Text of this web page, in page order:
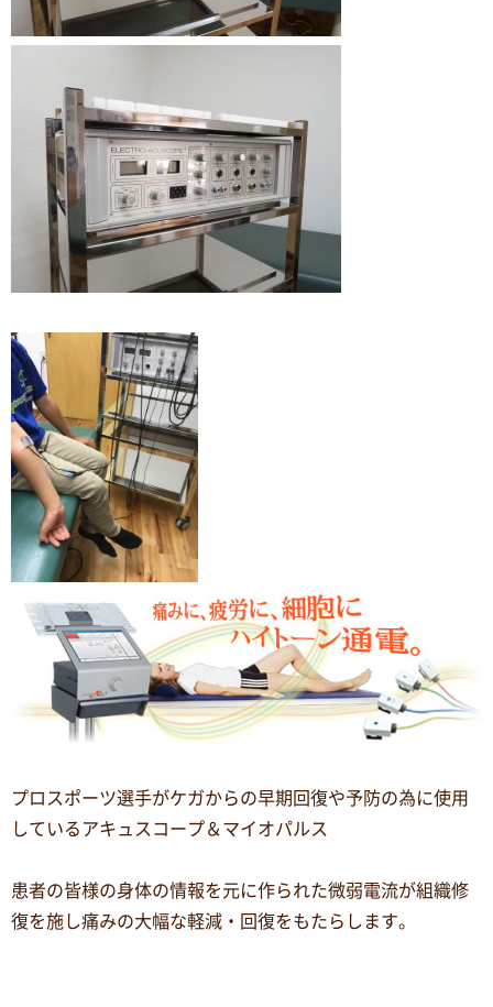
プロスポーツ選手がケガからの早期回復や予防の為に使用
しているアキュスコープ＆マイオパルス
患者の皆様の身体の情報を元に作られた微弱電流が組織修
復を施し痛みの大幅な軽減・回復をもたらします。